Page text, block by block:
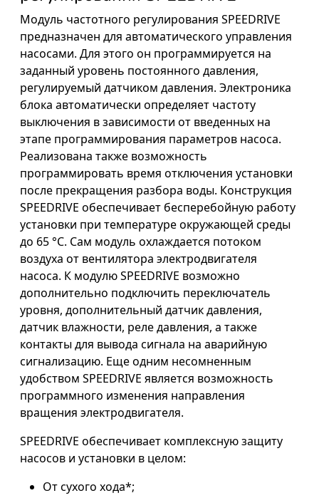
Модуль частотного регулирования SPEEDRIVE
предназначен для автоматического управления
насосами. Для этого он программируется на
заданный уровень постоянного давления,
регулируемый датчиком давления. Электроника
блока автоматически определяет частоту
выключения в зависимости от введенных на
этапе программирования параметров насоса.
Реализована также возможность
программировать время отключения установки
после прекращения разбора воды. Конструкция
SPEEDRIVE обеспечивает бесперебойную работу
установки при температуре окружающей среды
до 65 °С. Сам модуль охлаждается потоком
воздуха от вентилятора электродвигателя
насоса. К модулю SPEEDRIVE возможно
дополнительно подключить переключатель
уровня, дополнительный датчик давления,
датчик влажности, реле давления, а также
контакты для вывода сигнала на аварийную
сигнализацию. Еще одним несомненным
удобством SPEEDRIVE является возможность
программного изменения направления
вращения электродвигателя.
SPEEDRIVE обеспечивает комплексную защиту
насосов и установки в целом:
От сухого хода*;